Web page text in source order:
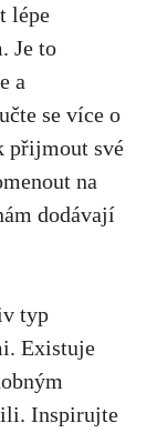
lépe
Je ⁤to
a
se více⁢ o
⁣přijmout své
na
dodávají
typ
Existuje
Inspirujte